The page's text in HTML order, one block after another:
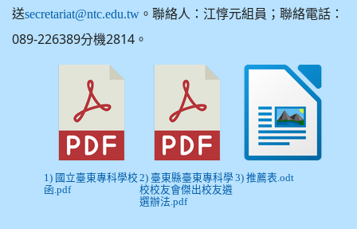
送secretariat@ntc.edu.tw 。聯絡人：江惇元組員；聯絡電話：
089-226389分機2814。
1) 國立臺東專科學校
函.pdf
2) 臺東縣臺東專科學
校校友會傑出校友遴
選辦法.pdf
3) 推薦表.odt